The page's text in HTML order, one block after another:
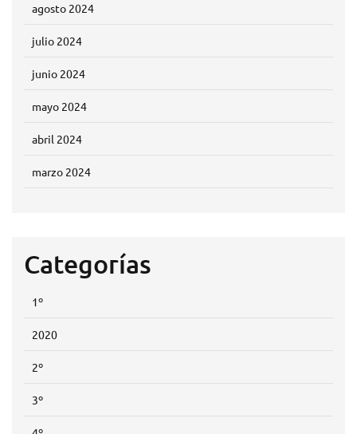
agosto 2024
julio 2024
junio 2024
mayo 2024
abril 2024
marzo 2024
Categorías
1º
2020
2º
3º